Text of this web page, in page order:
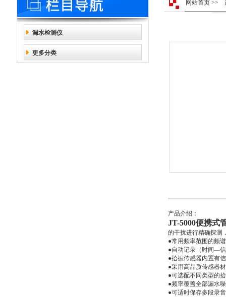
漏水检测仪
更多分类
网站首页 >>
产品介绍：
JT-5000便携式
的干扰进行精确探测
●常用频率范围的频
●自动记录（时间—
●拾振传感器内置有
●采用高品质传感器
●可选配不同类型的
●频率覆盖全部漏水
●可适时保存多段录